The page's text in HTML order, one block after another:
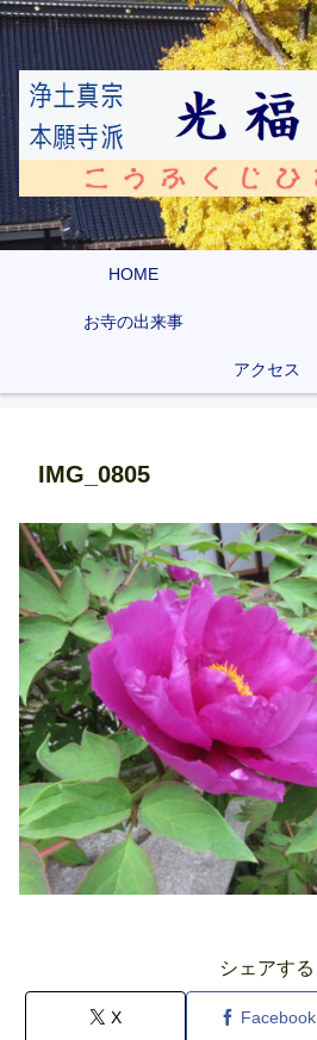
HOME
お寺の出来事
アクセス
IMG_0805
シェアする
X Facebook